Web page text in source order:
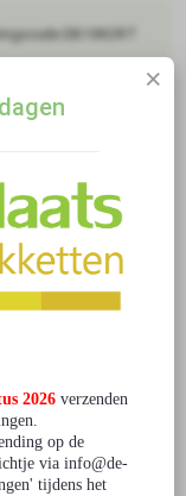
DB10KORT
Houten Fiets- klein
2026 verzenden
op de
via info@de-
tijdens het